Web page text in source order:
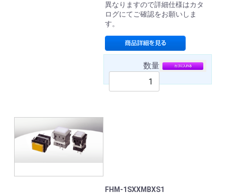
異なりますので詳細仕様はカタ
ログにてご確認をお願いしま
す。
数量
FHM-1SXXMBXS1